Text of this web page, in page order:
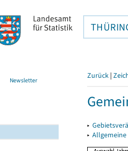
Newsletter Zurück |
▸
▸